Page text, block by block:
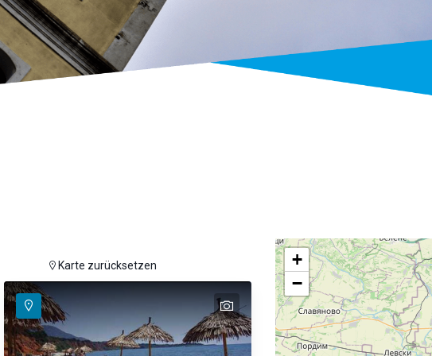
Karte zurücksetzen
text
text
+
−